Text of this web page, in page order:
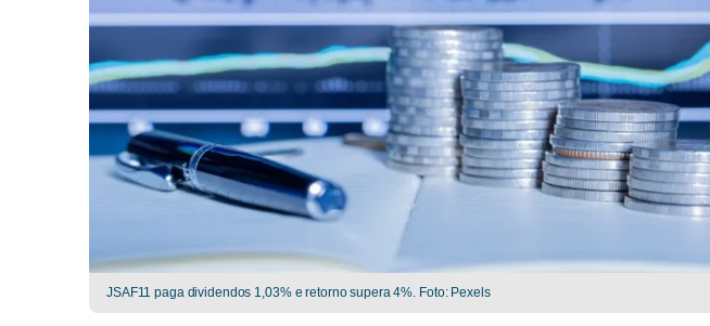
JSAF11 paga dividendos 1,03% e retorno supera 4%. Foto: Pexels